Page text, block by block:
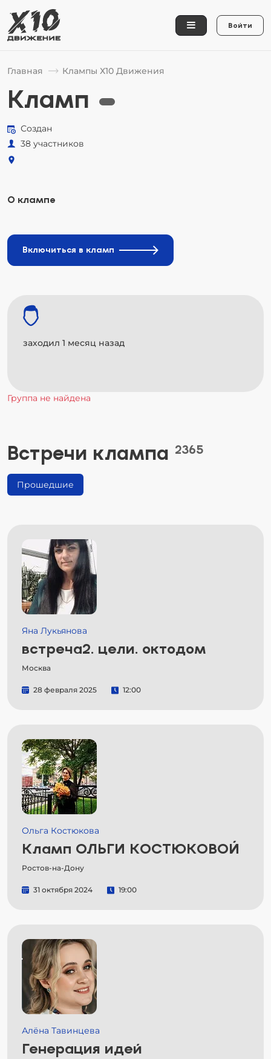
Войти
Главная Клампы Х10 Движения
Кламп
Создан
38 участников
О клампе
Включиться в кламп
заходил 1 месяц назад
Группа не найдена
Встречи клампа 2365
Прошедшие
Яна Лукьянова
встреча2. цели. октодом
Москва
28 февраля 2025 12:00
Ольга Костюкова
Кламп ОЛЬГИ КОСТЮКОВОЙ
Ростов-на-Дону
31 октября 2024 19:00
Алёна Тавинцева
Генерация идей